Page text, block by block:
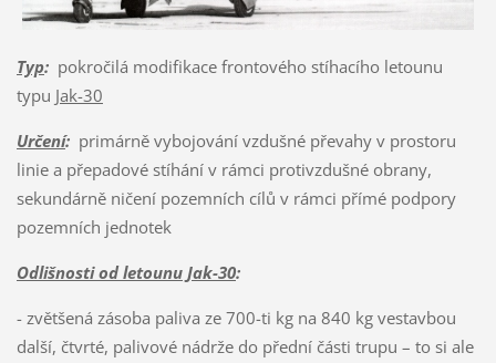
Typ:pokročilá modifikace frontového stíhacího letounu
typu Jak-30
Určení:primárně vybojování vzdušné převahy v prostoru
linie a přepadové stíhání v rámci protivzdušné obrany,
sekundárně ničení pozemních cílů v rámci přímé podpory
pozemních jednotek
Odlišnosti od letounu Jak-30:
- zvětšená zásoba paliva ze 700-ti kg na 840 kg vestavbou
další, čtvrté, palivové nádrže do přední části trupu – to si ale